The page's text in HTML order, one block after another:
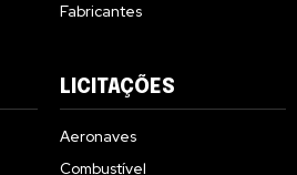
Fabricantes
LICITAÇÕES
Aeronaves
Combustível